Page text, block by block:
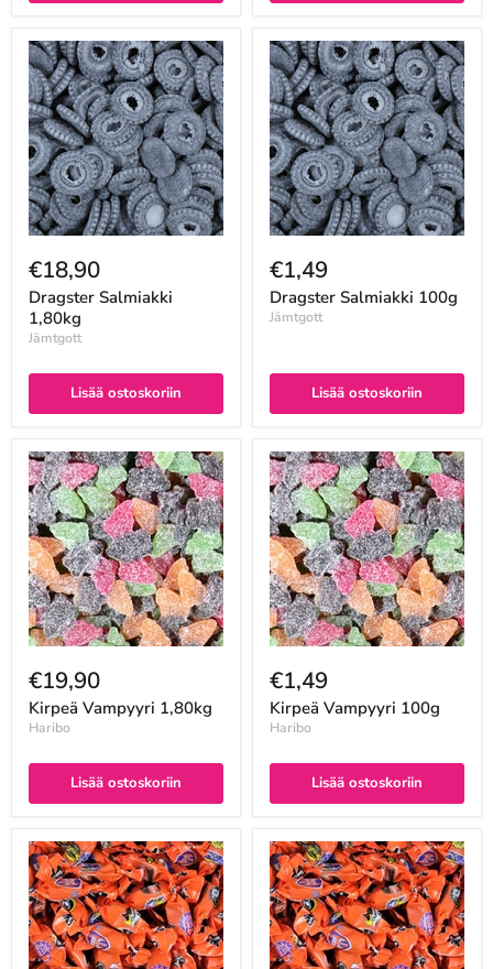
€18,90
Dragster Salmiakki
1,80kg
Jämtgott
Lisää ostoskoriin
€1,49
Dragster Salmiakki 100g
Jämtgott
Lisää ostoskoriin
€19,90
Kirpeä Vampyyri 1,80kg
Haribo
Lisää ostoskoriin
€1,49
Kirpeä Vampyyri 100g
Haribo
Lisää ostoskoriin